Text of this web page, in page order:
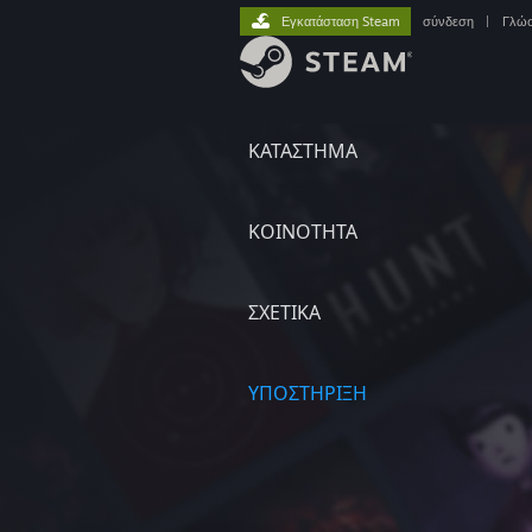
ΚΑΤΑΣΤΗΜΑ
ΚΟΙΝΟΤΗΤΑ
ΣΧΕΤΙΚΆ
ΥΠΟΣΤΗΡΙΞΗ
Εγκατάσταση Steam σύνδεση